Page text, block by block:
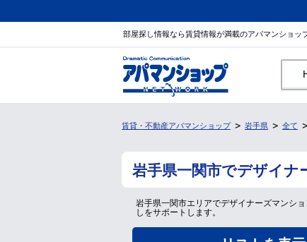
部屋探し情報なら賃貸情報が満載のアパマンショッ
賃貸・不動産アパマンショップ 岩手県 全て
岩手県一関市でデザイナ
岩手県一関市エリアでデザイナーズマンシ
しをサポートします。